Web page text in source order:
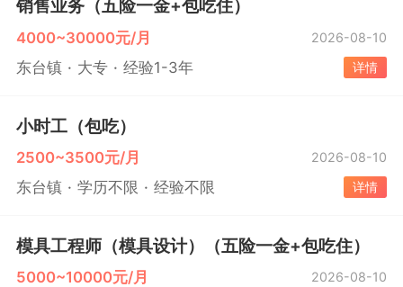
销售业务（五险一金+包吃住）
4000~30000元/月 2026-08-10
东台镇 大专 经验1-3年 详情
小时工（包吃）
2500~3500元/月 2026-08-10
东台镇 学历不限 经验不限 详情
模具工程师（模具设计）（五险一金+包吃住）
5000~10000元/月 2026-08-10